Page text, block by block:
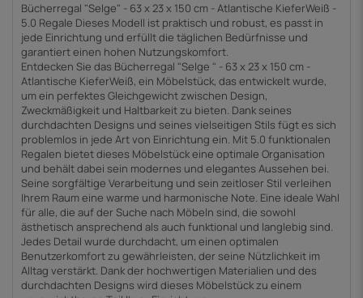
Bücherregal "Selge" - 63 x 23 x 150 cm - Atlantische KieferWeiß -
5.0 Regale Dieses Modell ist praktisch und robust, es passt in
jede Einrichtung und erfüllt die täglichen Bedürfnisse und
garantiert einen hohen Nutzungskomfort.
Entdecken Sie das Bücherregal "Selge " - 63 x 23 x 150 cm -
Atlantische KieferWeiß, ein Möbelstück, das entwickelt wurde,
um ein perfektes Gleichgewicht zwischen Design,
Zweckmäßigkeit und Haltbarkeit zu bieten. Dank seines
durchdachten Designs und seines vielseitigen Stils fügt es sich
problemlos in jede Art von Einrichtung ein. Mit 5.0 funktionalen
Regalen bietet dieses Möbelstück eine optimale Organisation
und behält dabei sein modernes und elegantes Aussehen bei.
Seine sorgfältige Verarbeitung und sein zeitloser Stil verleihen
Ihrem Raum eine warme und harmonische Note. Eine ideale Wahl
für alle, die auf der Suche nach Möbeln sind, die sowohl
ästhetisch ansprechend als auch funktional und langlebig sind.
Jedes Detail wurde durchdacht, um einen optimalen
Benutzerkomfort zu gewährleisten, der seine Nützlichkeit im
Alltag verstärkt. Dank der hochwertigen Materialien und des
durchdachten Designs wird dieses Möbelstück zu einem